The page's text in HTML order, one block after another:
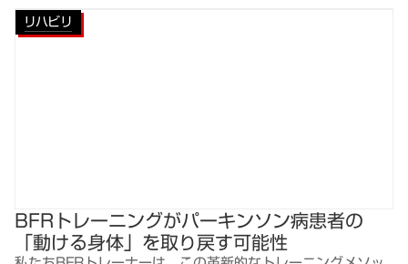
リハビリ
BFRトレーニングがパーキンソン病患者の
「動ける身体」を取り戻す可能性